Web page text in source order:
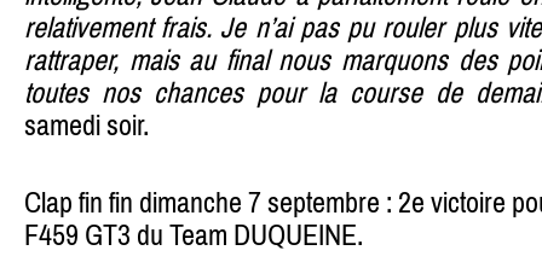
relativement frais. Je n’ai pas pu rouler plus
rattraper, mais au final nous marquons des
toutes nos chances pour la course de
samedi soir.
Clap fin fin dimanche 7 septembre : 2e victoire
F459 GT3 du Team DUQUEINE.